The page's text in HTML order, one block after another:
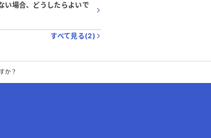
い場合、どうしたらよいで
すべて見る(2)
か？